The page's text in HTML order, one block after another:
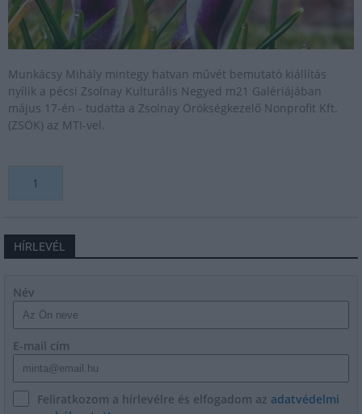
Munkácsy Mihály mintegy hatvan művét bemutató kiállítás
nyílik a pécsi Zsolnay Kulturális Negyed m21 Galériájában
május 17-én - tudatta a Zsolnay Örökségkezelő Nonprofit Kft.
(ZSÖK) az MTI-vel.
1
HÍRLEVÉL
Név
E-mail cím
Feliratkozom a hírlevélre és elfogadom az adatvédelmi